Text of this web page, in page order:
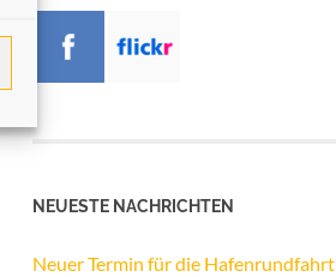
NEUESTE NACHRICHTEN
Neuer Termin für die Hafenrundfahrt